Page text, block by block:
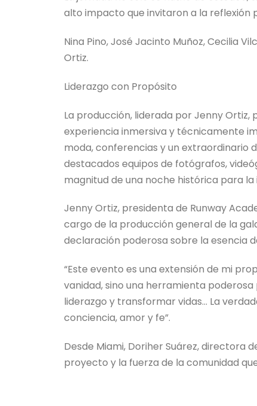
alto impacto que invitaron a la reflexión
Nina Pino, José Jacinto Muñoz, Cecilia
Ortiz.
Liderazgo con Propósito
La producción, liderada por Jenny
experiencia inmersiva y técnicamente
moda, conferencias y un extraordinario
destacados equipos de fotógrafos,
magnitud de una noche histórica para
Jenny Ortiz, presidenta de Runway
cargo de la producción general de la
declaración poderosa sobre la esencia
“Este evento es una extensión de mi
vanidad, sino una herramienta
liderazgo y transformar vidas… La
conciencia, amor y fe”.
Desde Miami, Doriher Suárez, directora
proyecto y la fuerza de la comunidad